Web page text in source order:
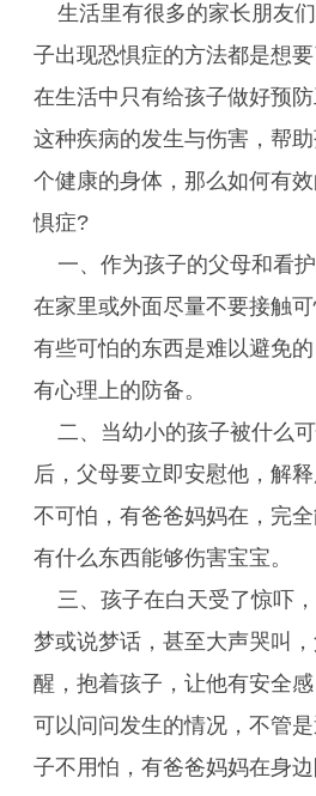
生活里有很多的家长朋友
子出现恐惧症的方法都是想
在生活中只有给孩子做好预
这种疾病的发生与伤害，帮
个健康的身体，那么如何有
惧症?
一、作为孩子的父母和看
在家里或外面尽量不要接触
有些可怕的东西是难以避免
有心理上的防备。
二、当幼小的孩子被什么
后，父母要立即安慰他，解
不可怕，有爸爸妈妈在，完
有什么东西能够伤害宝宝。
三、孩子在白天受了惊吓
梦或说梦话，甚至大声哭叫
醒，抱着孩子，让他有安全感
可以问问发生的情况，不管
子不用怕，有爸爸妈妈在身